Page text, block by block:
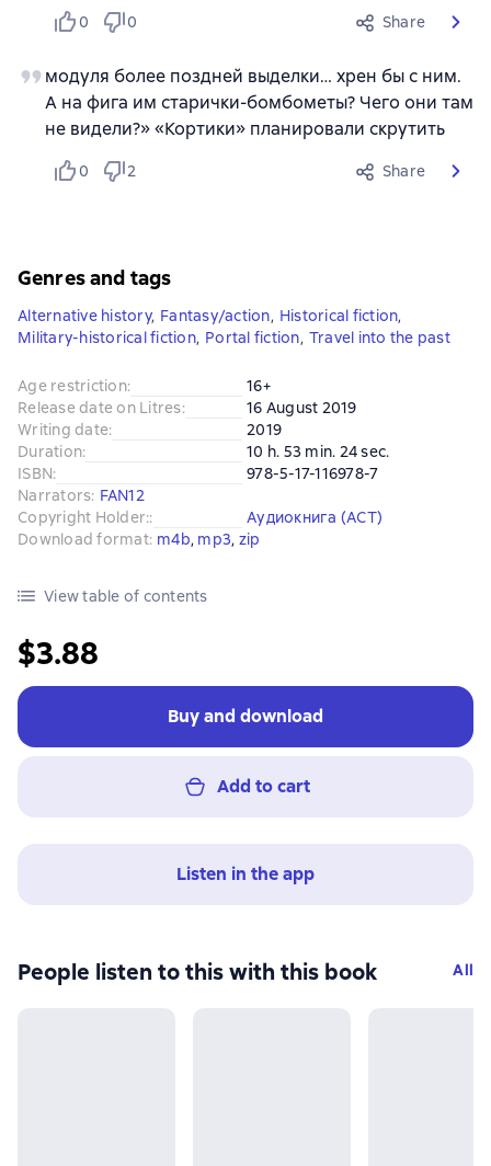
0 0 Share
модуля более поздней выделки… хрен бы с ним.
А на фига им старички-бомбометы? Чего они там
не видели?» «Кортики» планировали скрутить
0 2 Share
Genres and tags
Alternative history, Fantasy/action, Historical fiction,
Military-historical fiction, Portal fiction, Travel into the past
Age restriction:
16+
Release date on Litres:
16 August 2019
Writing date:
2019
Duration:
10 h. 53 min. 24 sec.
ISBN:
978-5-17-116978-7
Narrators: FAN12
Copyright Holder::
Аудиокнига (АСТ)
Download format: m4b, mp3, zip
View table of contents
$3.88
Buy and download
Add to cart
Listen in the app
People listen to this with this book All